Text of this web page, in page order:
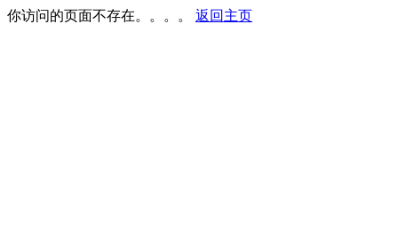
你访问的页面不存在。。。。 返回主页